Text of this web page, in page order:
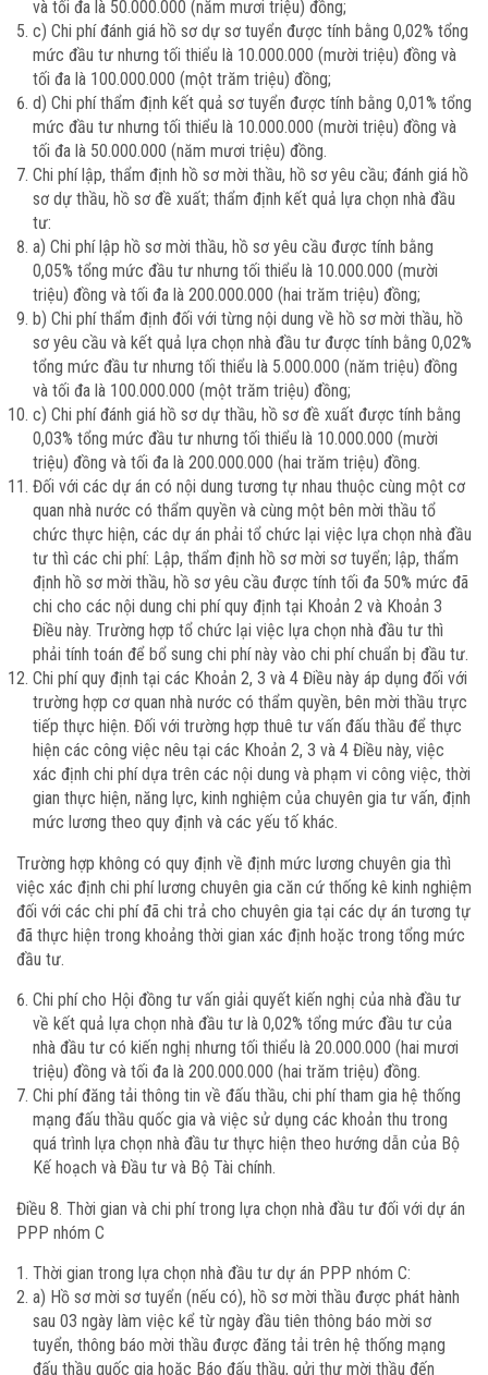
và tối đa là 50.000.000 (năm mươi triệu) đồng;
c) Chi phí đánh giá hồ sơ dự sơ tuyển được tính bằng 0,02% tổng
mức đầu tư nhưng tối thiểu là 10.000.000 (mười triệu) đồng và
tối đa là 100.000.000 (một trăm triệu) đồng;
d) Chi phí thẩm định kết quả sơ tuyển được tính bằng 0,01% tổng
mức đầu tư nhưng tối thiểu là 10.000.000 (mười triệu) đồng và
tối đa là 50.000.000 (năm mươi triệu) đồng.
Chi phí lập, thẩm định hồ sơ mời thầu, hồ sơ yêu cầu; đánh giá hồ
sơ dự thầu, hồ sơ đề xuất; thẩm định kết quả lựa chọn nhà đầu
tư:
a) Chi phí lập hồ sơ mời thầu, hồ sơ yêu cầu được tính bằng
0,05% tổng mức đầu tư nhưng tối thiểu là 10.000.000 (mười
triệu) đồng và tối đa là 200.000.000 (hai trăm triệu) đồng;
b) Chi phí thẩm định đối với từng nội dung về hồ sơ mời thầu, hồ
sơ yêu cầu và kết quả lựa chọn nhà đầu tư được tính bằng 0,02%
tổng mức đầu tư nhưng tối thiểu là 5.000.000 (năm triệu) đồng
và tối đa là 100.000.000 (một trăm triệu) đồng;
c) Chi phí đánh giá hồ sơ dự thầu, hồ sơ đề xuất được tính bằng
0,03% tổng mức đầu tư nhưng tối thiểu là 10.000.000 (mười
triệu) đồng và tối đa là 200.000.000 (hai trăm triệu) đồng.
Đối với các dự án có nội dung tương tự nhau thuộc cùng một cơ
quan nhà nước có thẩm quyền và cùng một bên mời thầu tổ
chức thực hiện, các dự án phải tổ chức lại việc lựa chọn nhà đầu
tư thì các chi phí: Lập, thẩm định hồ sơ mời sơ tuyển; lập, thẩm
định hồ sơ mời thầu, hồ sơ yêu cầu được tính tối đa 50% mức đã
chi cho các nội dung chi phí quy định tại Khoản 2 và Khoản 3
Điều này. Trường hợp tổ chức lại việc lựa chọn nhà đầu tư thì
phải tính toán để bổ sung chi phí này vào chi phí chuẩn bị đầu tư.
Chi phí quy định tại các Khoản 2, 3 và 4 Điều này áp dụng đối với
trường hợp cơ quan nhà nước có thẩm quyền, bên mời thầu trực
tiếp thực hiện. Đối với trường hợp thuê tư vấn đấu thầu để thực
hiện các công việc nêu tại các Khoản 2, 3 và 4 Điều này, việc
xác định chi phí dựa trên các nội dung và phạm vi công việc, thời
gian thực hiện, năng lực, kinh nghiệm của chuyên gia tư vấn, định
mức lương theo quy định và các yếu tố khác.
Trường hợp không có quy định về định mức lương chuyên gia thì
việc xác định chi phí lương chuyên gia căn cứ thống kê kinh nghiệm
đối với các chi phí đã chi trả cho chuyên gia tại các dự án tương tự
đã thực hiện trong khoảng thời gian xác định hoặc trong tổng mức
đầu tư.
Chi phí cho Hội đồng tư vấn giải quyết kiến nghị của nhà đầu tư
về kết quả lựa chọn nhà đầu tư là 0,02% tổng mức đầu tư của
nhà đầu tư có kiến nghị nhưng tối thiểu là 20.000.000 (hai mươi
triệu) đồng và tối đa là 200.000.000 (hai trăm triệu) đồng.
Chi phí đăng tải thông tin về đấu thầu, chi phí tham gia hệ thống
mạng đấu thầu quốc gia và việc sử dụng các khoản thu trong
quá trình lựa chọn nhà đầu tư thực hiện theo hướng dẫn của Bộ
Kế hoạch và Đầu tư và Bộ Tài chính.
Điều 8. Thời gian và chi phí trong lựa chọn nhà đầu tư đối với dự án
PPP nhóm C
Thời gian trong lựa chọn nhà đầu tư dự án PPP nhóm C:
a) Hồ sơ mời sơ tuyển (nếu có), hồ sơ mời thầu được phát hành
sau 03 ngày làm việc kể từ ngày đầu tiên thông báo mời sơ
tuyển, thông báo mời thầu được đăng tải trên hệ thống mạng
đấu thầu quốc gia hoặc Báo đấu thầu, gửi thư mời thầu đến